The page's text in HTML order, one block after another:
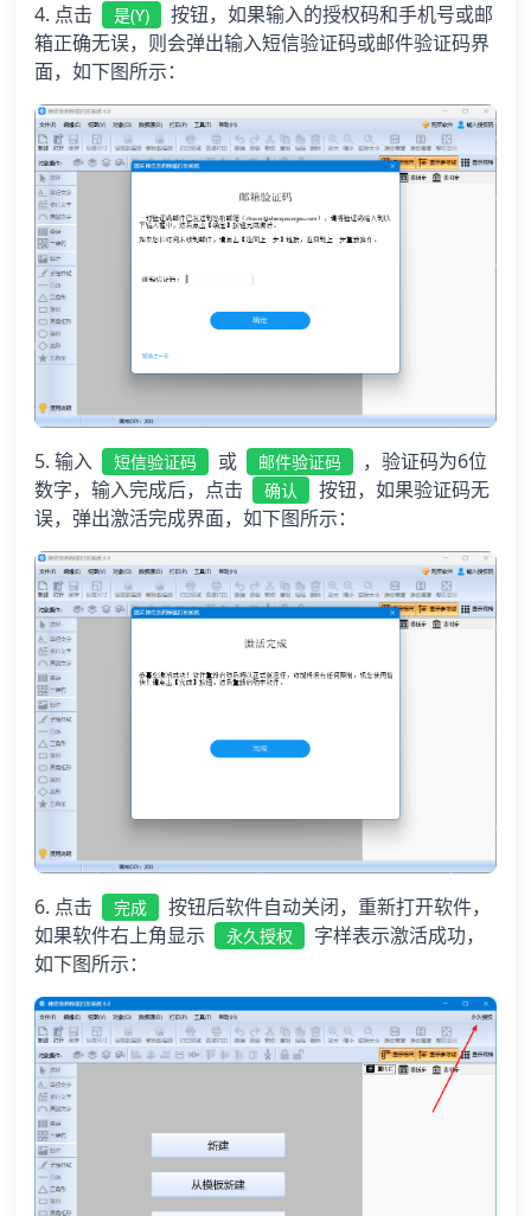
4. 点击 是(Y)
按钮，如果输入的授权码和手机号或邮
箱正确无误，则会弹出输入短信验证码或邮件验证码界
面，如下图所示：
5. 输入 短信验证码 或 邮件验证码
，验证码为6位
数字，输入完成后，点击
确认
按钮，如果验证码无
误，弹出激活完成界面，如下图所示：
6. 点击 完成
按钮后软件自动关闭，重新打开软件，
如果软件右上角显示
永久授权
字样表示激活成功，
如下图所示：